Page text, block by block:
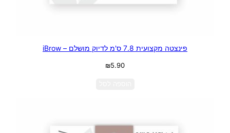
פינצטה מקצועית 7.8 ס'מ לדיוק מושלם – iBrow
₪5.90